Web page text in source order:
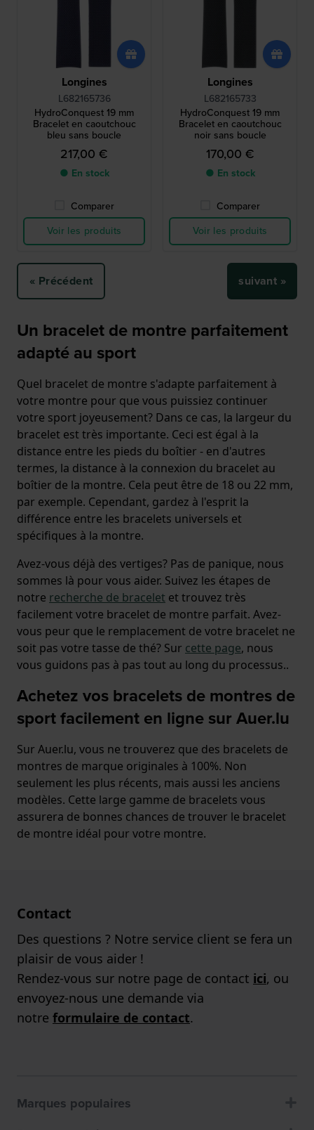
Longines
L682165736
HydroConquest 19 mm
Bracelet en caoutchouc
bleu sans boucle
217,00 €
● En stock
Comparer
Voir les produits
Longines
L682165733
HydroConquest 19 mm
Bracelet en caoutchouc
noir sans boucle
170,00 €
● En stock
Comparer
Voir les produits
« Précédent suivant »
Un bracelet de montre parfaitement
adapté au sport
Quel bracelet de montre s'adapte parfaitement à
votre montre pour que vous puissiez continuer
votre sport joyeusement? Dans ce cas, la largeur du
bracelet est très importante. Ceci est égal à la
distance entre les pieds du boîtier - en d'autres
termes, la distance à la connexion du bracelet au
boîtier de la montre. Cela peut être de 18 ou 22 mm,
par exemple. Cependant, gardez à l'esprit la
différence entre les bracelets universels et
spécifiques à la montre.
Avez-vous déjà des vertiges? Pas de panique, nous
sommes là pour vous aider. Suivez les étapes de
notre recherche de bracelet et trouvez très
facilement votre bracelet de montre parfait. Avez-
vous peur que le remplacement de votre bracelet ne
soit pas votre tasse de thé? Sur cette page, nous
vous guidons pas à pas tout au long du processus..
Achetez vos bracelets de montres de
sport facilement en ligne surAuer.lu
Sur Auer.lu, vous ne trouverez que des bracelets de
montres de marque originales à 100%. Non
seulement les plus récents, mais aussi les anciens
modèles. Cette large gamme de bracelets vous
assurera de bonnes chances de trouver le bracelet
de montre idéal pour votre montre.
Contact
Des questions ? Notre service client se fera un
plaisir de vous aider !
Rendez-vous sur notre page de contact ici, ou
envoyez-nous une demande via
notre formulaire de contact.
Marques populaires